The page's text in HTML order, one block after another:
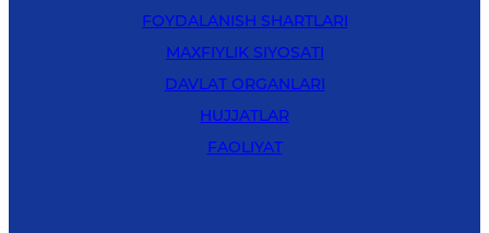
FOYDALANISH SHARTLARI
MAXFIYLIK SIYOSATI
DAVLAT ORGANLARI
HUJJATLAR
FAOLIYAT